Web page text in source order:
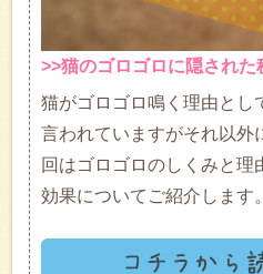
>>猫のゴロゴロに隠され
猫がゴロゴロ鳴く理由とし
言われていますがそれ以外
回はゴロゴロのしくみと理
効果についてご紹介します。